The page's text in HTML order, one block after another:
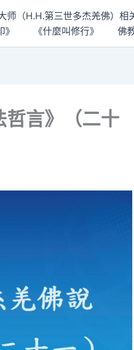
师（H.H.第三世多杰羌佛）相
《什麼叫修行》 佛
哲言》（二十